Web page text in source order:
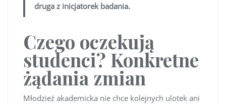
druga z inicjatorek badania.
Czego oczekują
studenci? Konkretne
żądania zmian
Młodzież akademicka nie chce kolejnych ulotek ani